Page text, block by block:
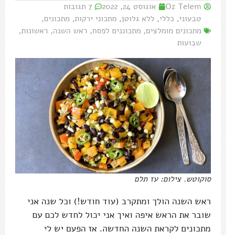
Oz Telem אוגוסט 24, 2022
7 תגובות
טבעוני, כללי, ללא גלוטן, מתכוני ירקות, מתכונים,
מתכונים מומלצים, מתכוננים לפסח, ראש השנה, ראשונות,
שבועות
סוקוטש. צילום: עז תלם
ראש השנה הולך ומתקרב (עוד חודש!) וכל שנה אני
שובר את הראש איפה ואיך אני יכול לחדש לכם עם
מתכונים לקראת השנה החדשה. אז הפעם יש לי